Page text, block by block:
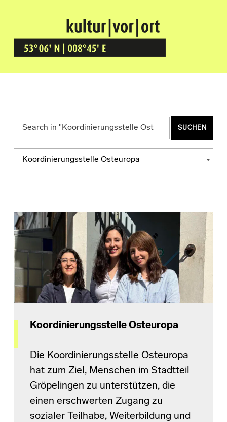
Kultur Vor Ort
BREMEN GRÖPELINGEN
Suchen nach:
KATEGORIEN
Kategorien
Koordinierungsstelle Osteuropa
Die Koordinierungsstelle Osteuropa
hat zum Ziel, Menschen im Stadtteil
Gröpelingen zu unterstützen, die
einen erschwerten Zugang zu
sozialer Teilhabe, Weiterbildung und